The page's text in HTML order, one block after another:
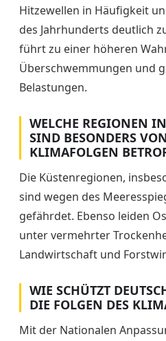
Hitzewellen in Häufigkeit
des Jahrhunderts deutlich
führt zu einer höheren
Überschwemmungen und
Belastungen.
WELCHE REGIONEN
SIND BESONDERS
KLIMAFOLGEN
Die Küstenregionen,
sind wegen des
gefährdet. Ebenso leiden
unter vermehrter
Landwirtschaft und
WIE SCHÜTZT
DIE FOLGEN DES
Mit der Nationalen